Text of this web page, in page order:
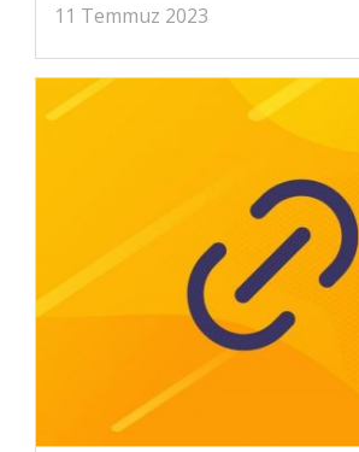
11 Temmuz 2023